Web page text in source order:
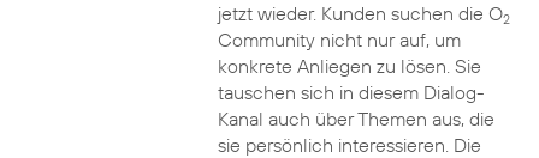
jetzt wieder. Kunden suchen die O2
Community nicht nur auf, um
konkrete Anliegen zu lösen. Sie
tauschen sich in diesem Dialog-
Kanal auch über Themen aus, die
sie persönlich interessieren. Die